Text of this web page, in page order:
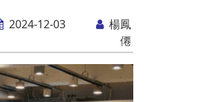
2024-12-03
楊鳳
僊